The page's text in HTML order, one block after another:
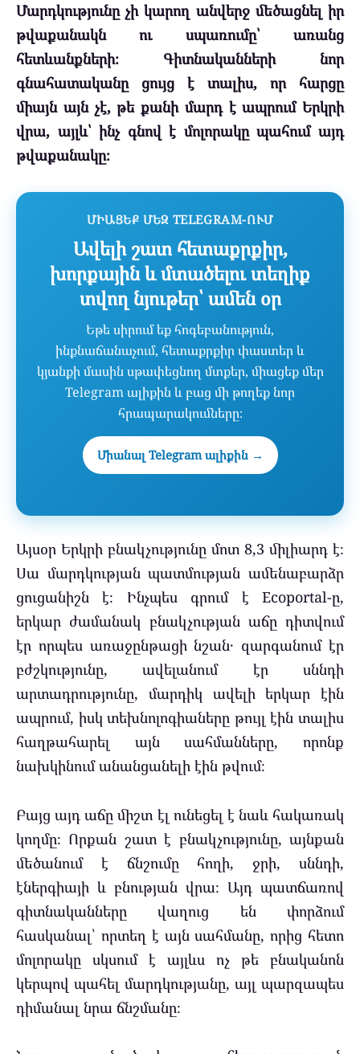
Մարդկությունը չի կարող անվերջ մեծացնել իր
թվաքանակն ու սպառումը՝ առանց
հետևանքների։ Գիտնականների նոր
գնահատականը ցույց է տալիս, որ հարցը
միայն այն չէ, թե քանի մարդ է ապրում Երկրի
վրա, այլև՝ ինչ գնով է մոլորակը պահում այդ
թվաքանակը։
ՄԻԱՑԵՔ ՄԵԶ TELEGRAM-ՈՒՄ
Ավելի շատ հետաքրքիր,
խորքային և մտածելու տեղիք
տվող նյութեր՝ ամեն օր
Եթե սիրում եք հոգեբանություն,
ինքնաճանաչում, հետաքրքիր փաստեր և
կյանքի մասին սթափեցնող մտքեր, միացեք մեր
Telegram ալիքին և բաց մի թողեք նոր
հրապարակումները։
Միանալ Telegram ալիքին →
Այսօր Երկրի բնակչությունը մոտ 8,3 միլիարդ է։
Սա մարդկության պատմության ամենաբարձր
ցուցանիշն է։ Ինչպես գրում է Ecoportal-ը,
երկար ժամանակ բնակչության աճը դիտվում
էր որպես առաջընթացի նշան․ զարգանում էր
բժշկությունը, ավելանում էր սննդի
արտադրությունը, մարդիկ ավելի երկար էին
ապրում, իսկ տեխնոլոգիաները թույլ էին տալիս
հաղթահարել այն սահմանները, որոնք
նախկինում անանցանելի էին թվում։
Բայց այդ աճը միշտ էլ ունեցել է նաև հակառակ
կողմը։ Որքան շատ է բնակչությունը, այնքան
մեծանում է ճնշումը հողի, ջրի, սննդի,
էներգիայի և բնության վրա։ Այդ պատճառով
գիտնականները վաղուց են փորձում
հասկանալ՝ որտեղ է այն սահմանը, որից հետո
մոլորակը սկսում է այլևս ոչ թե բնականոն
կերպով պահել մարդկությանը, այլ պարզապես
դիմանալ նրա ճնշմանը։